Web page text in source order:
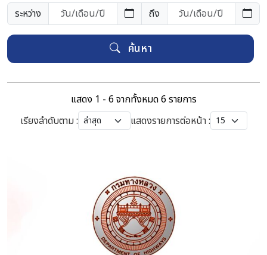
ระหว่าง
ถึง
ค้นหา
แสดง 1 - 6 จากทั้งหมด 6 รายการ
เรียงลำดับตาม :
แสดงรายการต่อหน้า :